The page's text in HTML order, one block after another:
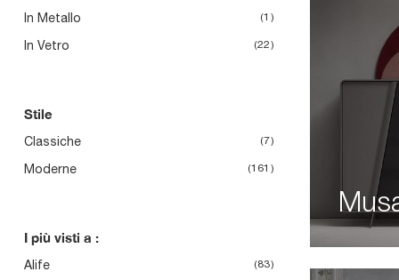
In Metallo 1
In Vetro 22
Stile
Classiche 7
Moderne 161
I più visti a :
Alife 83